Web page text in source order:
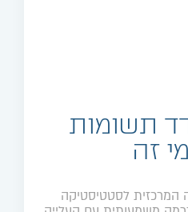
תשומות
זה
המרכזית לסטטיסטיקה